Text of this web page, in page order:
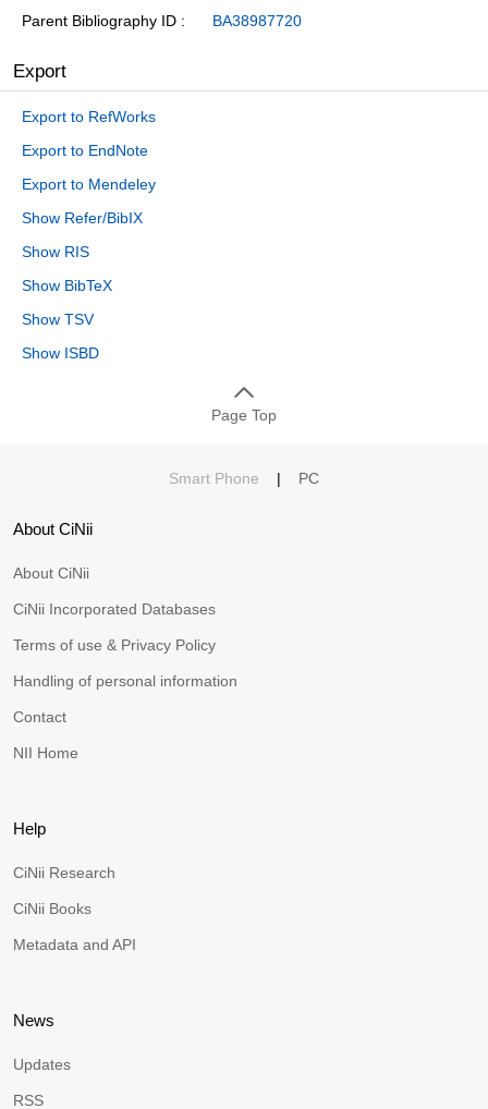
Parent Bibliography ID BA38987720
Export
Export to RefWorks
Export to EndNote
Export to Mendeley
Show Refer/BibIX
Show RIS
Show BibTeX
Show TSV
Show ISBD
Page Top
Smart Phone | PC
About CiNii
About CiNii
CiNii Incorporated Databases
Terms of use & Privacy Policy
Handling of personal information
Contact
NII Home
Help
CiNii Research
CiNii Books
Metadata and API
News
Updates
RSS